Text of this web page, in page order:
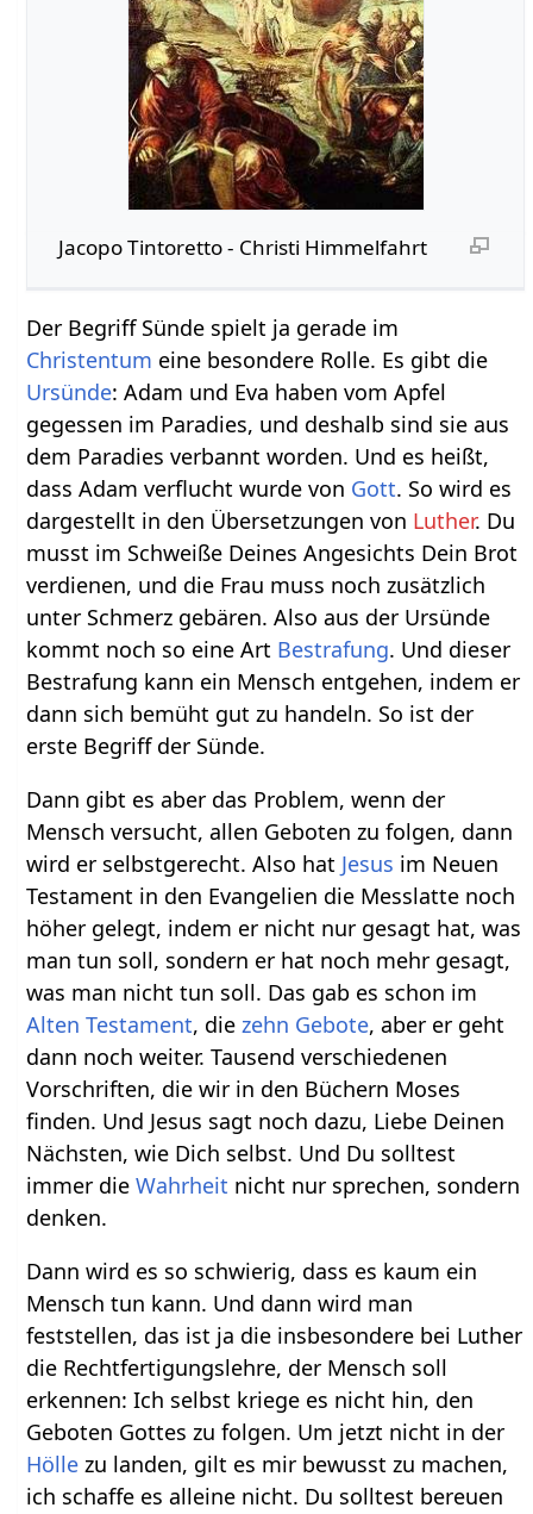
Jacopo Tintoretto - Christi Himmelfahrt
Der Begriff Sünde spielt ja gerade im
Christentum eine besondere Rolle. Es gibt die
Ursünde: Adam und Eva haben vom Apfel
gegessen im Paradies, und deshalb sind sie aus
dem Paradies verbannt worden. Und es heißt,
dass Adam verflucht wurde von Gott. So wird es
dargestellt in den Übersetzungen von Luther. Du
musst im Schweiße Deines Angesichts Dein Brot
verdienen, und die Frau muss noch zusätzlich
unter Schmerz gebären. Also aus der Ursünde
kommt noch so eine Art Bestrafung. Und dieser
Bestrafung kann ein Mensch entgehen, indem er
dann sich bemüht gut zu handeln. So ist der
erste Begriff der Sünde.
Dann gibt es aber das Problem, wenn der
Mensch versucht, allen Geboten zu folgen, dann
wird er selbstgerecht. Also hat Jesus im Neuen
Testament in den Evangelien die Messlatte noch
höher gelegt, indem er nicht nur gesagt hat, was
man tun soll, sondern er hat noch mehr gesagt,
was man nicht tun soll. Das gab es schon im
Alten Testament, diezehn Gebote, aber er geht
dann noch weiter. Tausend verschiedenen
Vorschriften, die wir in den Büchern Moses
finden. Und Jesus sagt noch dazu, Liebe Deinen
Nächsten, wie Dich selbst. Und Du solltest
immer dieWahrheit nicht nur sprechen, sondern
denken.
Dann wird es so schwierig, dass es kaum ein
Mensch tun kann. Und dann wird man
feststellen, das ist ja die insbesondere bei Luther
die Rechtfertigungslehre, der Mensch soll
erkennen: Ich selbst kriege es nicht hin, den
Geboten Gottes zu folgen. Um jetzt nicht in der
Hölle zu landen, gilt es mir bewusst zu machen,
ich schaffe es alleine nicht. Du solltest bereuen